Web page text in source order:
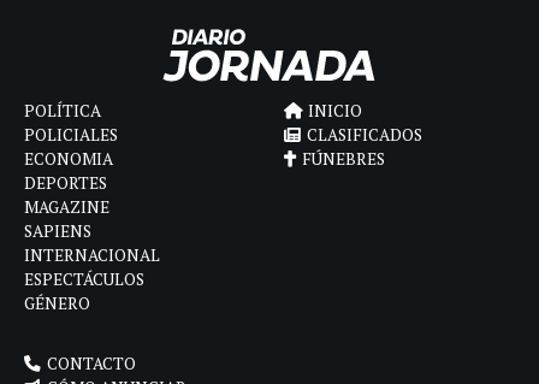
POLÍTICA
POLICIALES
ECONOMIA
DEPORTES
MAGAZINE
SAPIENS
INTERNACIONAL
ESPECTÁCULOS
GÉNERO
INICIO
CLASIFICADOS
FÚNEBRES
CONTACTO